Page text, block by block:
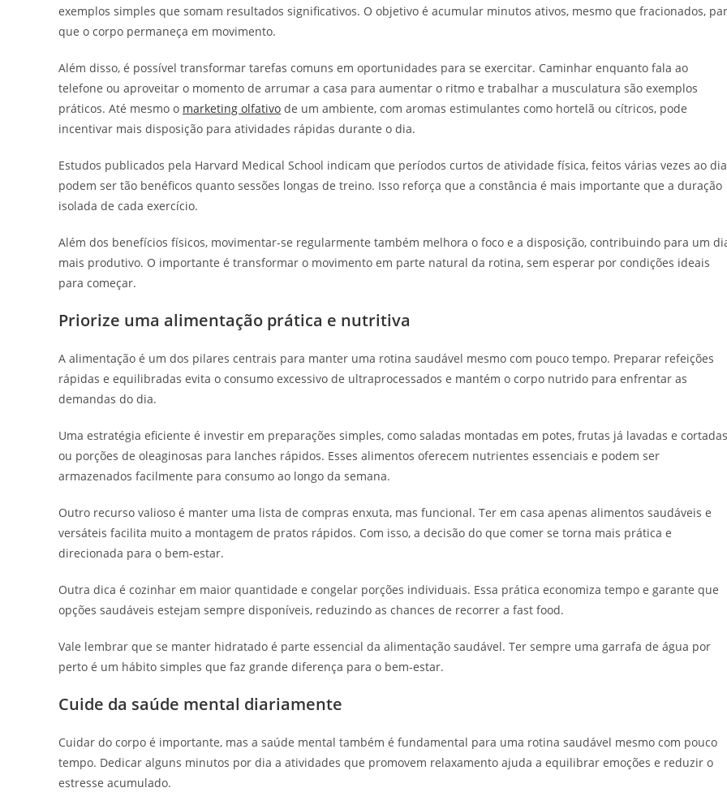
exemplos simples que somam resultados significativos. O objetivo é acumular minutos ativos, mesmo que fracionados,
que o corpo permaneça em movimento.
Além disso, é possível transformar tarefas comuns em oportunidades para se exercitar. Caminhar enquanto fala ao
telefone ou aproveitar o momento de arrumar a casa para aumentar o ritmo e trabalhar a musculatura são exemplos
práticos. Até mesmo o marketing olfativo de um ambiente, com aromas estimulantes como hortelã ou cítricos, pode
incentivar mais disposição para atividades rápidas durante o dia.
Estudos publicados pela Harvard Medical School indicam que períodos curtos de atividade física, feitos várias vezes ao
podem ser tão benéficos quanto sessões longas de treino. Isso reforça que a constância é mais importante que a duração
isolada de cada exercício.
Além dos benefícios físicos, movimentar-se regularmente também melhora o foco e a disposição, contribuindo para um
mais produtivo. O importante é transformar o movimento em parte natural da rotina, sem esperar por condições ideais
para começar.
Priorize uma alimentação prática e nutritiva
A alimentação é um dos pilares centrais para manter uma rotina saudável mesmo com pouco tempo. Preparar refeições
rápidas e equilibradas evita o consumo excessivo de ultraprocessados e mantém o corpo nutrido para enfrentar as
demandas do dia.
Uma estratégia eficiente é investir em preparações simples, como saladas montadas em potes, frutas já lavadas e cortadas
ou porções de oleaginosas para lanches rápidos. Esses alimentos oferecem nutrientes essenciais e podem ser
armazenados facilmente para consumo ao longo da semana.
Outro recurso valioso é manter uma lista de compras enxuta, mas funcional. Ter em casa apenas alimentos saudáveis e
versáteis facilita muito a montagem de pratos rápidos. Com isso, a decisão do que comer se torna mais prática e
direcionada para o bem-estar.
Outra dica é cozinhar em maior quantidade e congelar porções individuais. Essa prática economiza tempo e garante que
opções saudáveis estejam sempre disponíveis, reduzindo as chances de recorrer a fast food.
Vale lembrar que se manter hidratado é parte essencial da alimentação saudável. Ter sempre uma garrafa de água por
perto é um hábito simples que faz grande diferença para o bem-estar.
Cuide da saúde mental diariamente
Cuidar do corpo é importante, mas a saúde mental também é fundamental para uma rotina saudável mesmo com pouco
tempo. Dedicar alguns minutos por dia a atividades que promovem relaxamento ajuda a equilibrar emoções e reduzir o
estresse acumulado.